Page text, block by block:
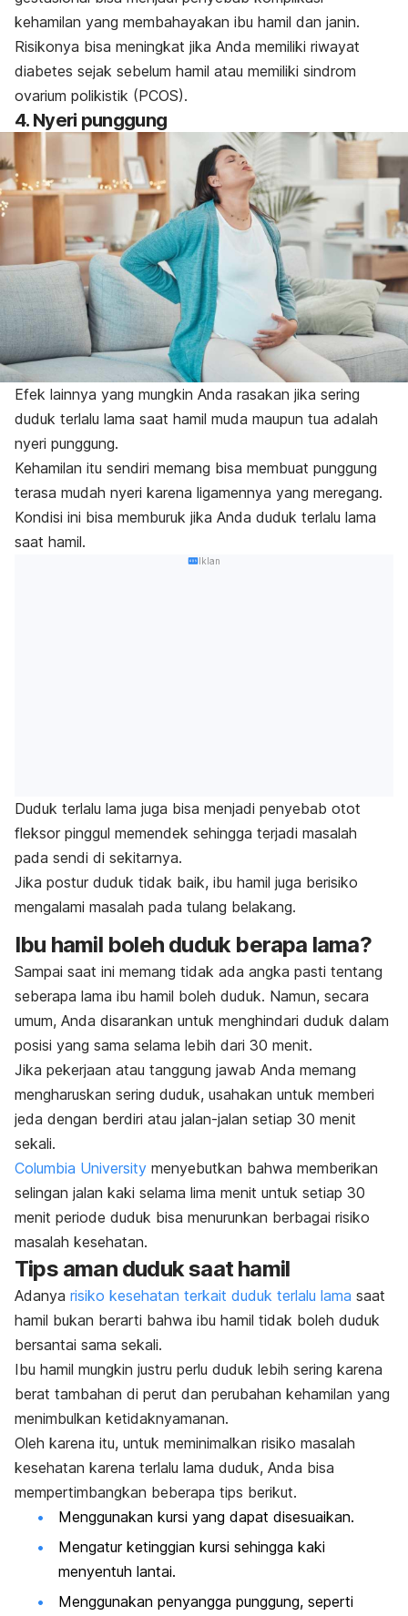
kehamilan yang membahayakan ibu hamil dan janin.
Risikonya bisa meningkat jika Anda memiliki riwayat
diabetes sejak sebelum hamil atau memiliki sindrom
ovarium polikistik (PCOS).
4. Nyeri punggung
Efek lainnya yang mungkin Anda rasakan jika sering
duduk terlalu lama saat hamil muda maupun tua adalah
nyeri punggung.
Kehamilan itu sendiri memang bisa membuat punggung
terasa mudah nyeri karena ligamennya yang meregang.
Kondisi ini bisa memburuk jika Anda duduk terlalu lama
saat hamil.
Iklan
Duduk terlalu lama juga bisa menjadi penyebab otot
fleksor pinggul memendek sehingga terjadi masalah
pada sendi di sekitarnya.
Jika postur duduk tidak baik, ibu hamil juga berisiko
mengalami masalah pada tulang belakang.
Ibu hamil boleh duduk berapa lama?
Sampai saat ini memang tidak ada angka pasti tentang
seberapa lama ibu hamil boleh duduk. Namun, secara
umum, Anda disarankan untuk menghindari duduk dalam
posisi yang sama selama lebih dari 30 menit.
Jika pekerjaan atau tanggung jawab Anda memang
mengharuskan sering duduk, usahakan untuk memberi
jeda dengan berdiri atau jalan-jalan setiap 30 menit
sekali.
Columbia University menyebutkan bahwa memberikan
selingan jalan kaki selama lima menit untuk setiap 30
menit periode duduk bisa menurunkan berbagai risiko
masalah kesehatan.
Tips aman duduk saat hamil
Adanya risiko kesehatan terkait duduk terlalu lama saat
hamil bukan berarti bahwa ibu hamil tidak boleh duduk
bersantai sama sekali.
Ibu hamil mungkin justru perlu duduk lebih sering karena
berat tambahan di perut dan perubahan kehamilan yang
menimbulkan ketidaknyamanan.
Oleh karena itu, untuk meminimalkan risiko masalah
kesehatan karena terlalu lama duduk, Anda bisa
mempertimbangkan beberapa tips berikut.
Menggunakan kursi yang dapat disesuaikan.
Mengatur ketinggian kursi sehingga kaki
menyentuh lantai.
Menggunakan penyangga punggung, seperti